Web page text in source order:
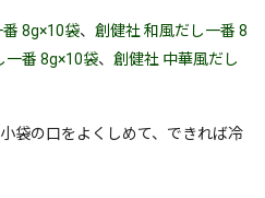
8g×10袋、創健社 和風だし一番 8
一番 8g×10袋、創健社 中華風だし
袋の口をよくしめて、できれば冷